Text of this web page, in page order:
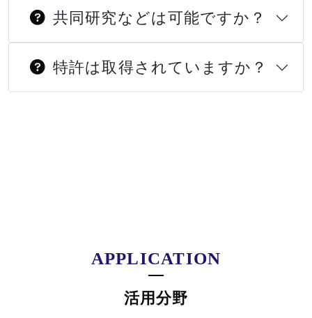
共同研究などは可能ですか？
特許は取得されていますか？
APPLICATION
活用分野